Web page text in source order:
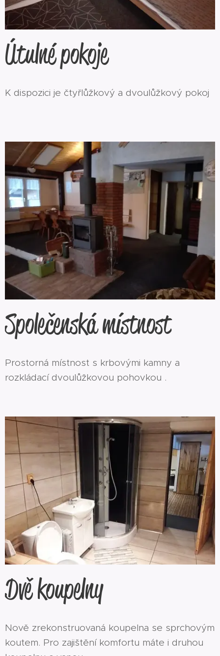
Útulné pokoje
K dispozici je čtyřlůžkový a dvoulůžkový pokoj
Společenská místnost
Prostorná místnost s krbovými kamny a
rozkládací dvoulůžkovou pohovkou .
Dvě koupelny
Nově zrekonstruovaná koupelna se sprchovým
koutem. Pro zajištění komfortu máte i druhou